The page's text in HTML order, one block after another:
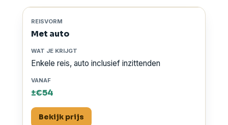
Met auto
Enkele reis, auto inclusief inzittenden
±€54
Bekijk prijs